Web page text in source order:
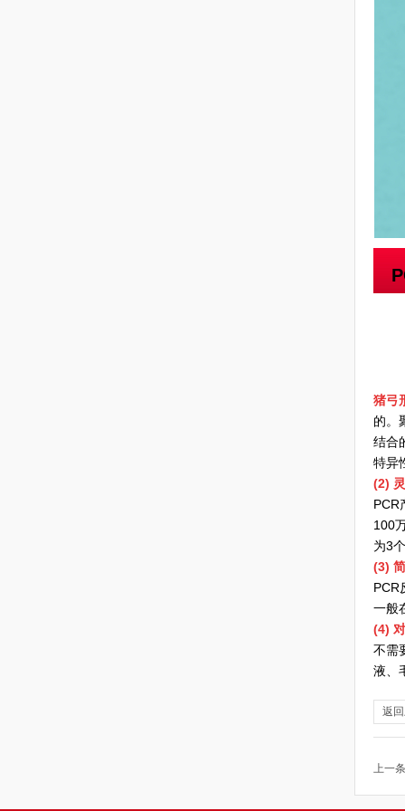
猪弓
的。
结合
特异
(2)
PCR
100
为3
(3)
PCR
一般
(4)
不需
液、
返
上一